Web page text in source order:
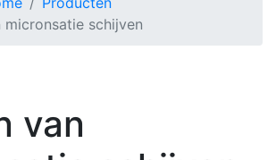
micronsatie schijven
van